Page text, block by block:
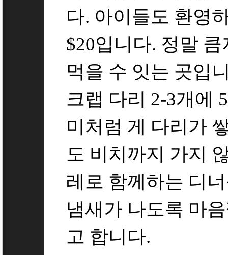
다. 아이들도 환영
$20입니다. 정말
먹을 수 잇는 곳입
크랩 다리 2-3개에
미처럼 게 다리가
도 비치까지 가지
레로 함께하는 디
냄새가 나도록 마
고 합니다.